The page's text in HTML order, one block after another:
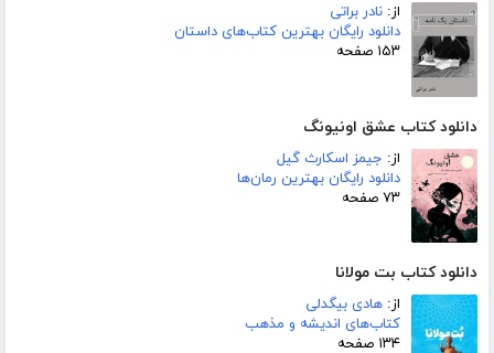
از: نادر براتی
دانلود رایگان بهترین کتاب‌های داستان
۱۵۳ صفحه
دانلود کتاب عشق اونیونگ
از: جیمز اسکارث گیل
دانلود رایگان بهترین رمان‌ها
۷۳ صفحه
دانلود کتاب بت مولانا
از: هادی بیگدلی
کتاب‌های اندیشه و مذهب
۱۳۴ صفحه